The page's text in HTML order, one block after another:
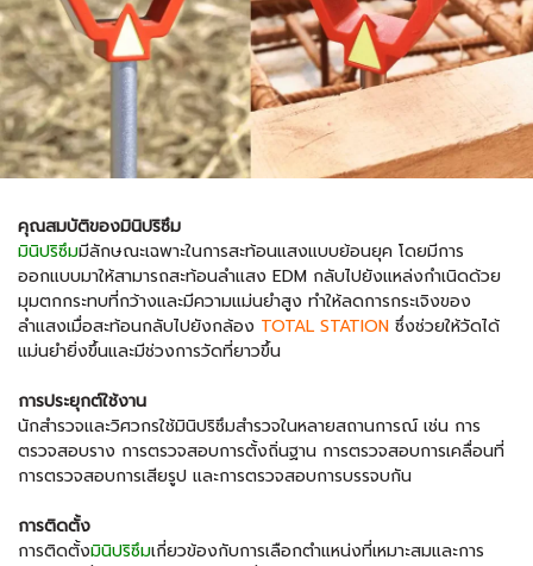
คุณสมบัติของมินิปริซึม
มินิปริซึมมีลักษณะเฉพาะในการสะท้อนแสงแบบย้อนยุค โดยมีการ
ออกแบบมาให้สามารถสะท้อนลำแสง EDM กลับไปยังแหล่งกำเนิดด้วย
มุมตกกระทบที่กว้างและมีความแม่นยำสูง ทำให้ลดการกระเจิงของ
ลำแสงเมื่อสะท้อนกลับไปยังกล้อง TOTAL STATION ซึ่งช่วยให้วัดได้
แม่นยำยิ่งขึ้นและมีช่วงการวัดที่ยาวขึ้น
การประยุกต์ใช้งาน
นักสำรวจและวิศวกรใช้มินิปริซึมสำรวจในหลายสถานการณ์ เช่น การ
ตรวจสอบราง การตรวจสอบการตั้งถิ่นฐาน การตรวจสอบการเคลื่อนที่
การตรวจสอบการเสียรูป และการตรวจสอบการบรรจบกัน
การติดตั้ง
การติดตั้งมินิปริซึมเกี่ยวข้องกับการเลือกตำแหน่งที่เหมาะสมและการ